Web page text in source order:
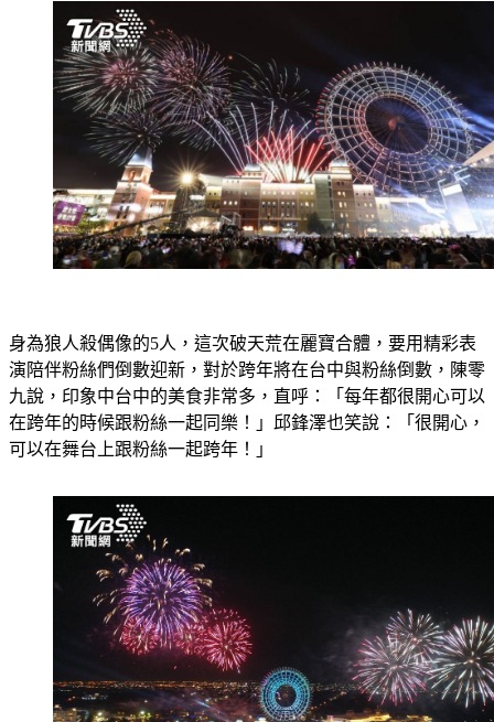
身為狼人殺偶像的5人，這次破天荒在麗寶合體，要用精彩表
演陪伴粉絲們倒數迎新，對於跨年將在台中與粉絲倒數，陳零
九說，印象中台中的美食非常多，直呼：「每年都很開心可以
在跨年的時候跟粉絲一起同樂！」邱鋒澤也笑說：「很開心，
可以在舞台上跟粉絲一起跨年！」